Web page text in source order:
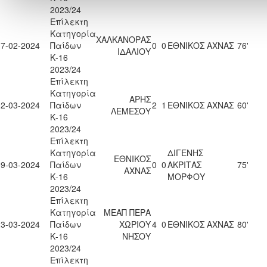
2023/24
02-2024
Επίλεκτη
Κατηγορία
Παίδων
Κ-16
2023/24
ΧΑΛΚΑΝΟΡΑΣ
ΙΔΑΛΙΟΥ0 0 ΕΘΝΙΚΟΣ ΑΧΝΑΣ 76'
03-2024
Επίλεκτη
Κατηγορία
Παίδων
Κ-16
2023/24
ΑΡΗΣ
ΛΕΜΕΣΟΥ2 1 ΕΘΝΙΚΟΣ ΑΧΝΑΣ 60'
03-2024
Επίλεκτη
Κατηγορία
Παίδων
Κ-16
2023/24
ΕΘΝΙΚΟΣ
ΑΧΝΑΣ0 0
ΔΙΓΕΝΗΣ
ΑΚΡΙΤΑΣ
ΜΟΡΦΟΥ
75'
03-2024
Επίλεκτη
Κατηγορία
Παίδων
Κ-16
2023/24
ΜΕΑΠ ΠΕΡΑ
ΧΩΡΙΟΥ
ΝΗΣΟΥ
4 0 ΕΘΝΙΚΟΣ ΑΧΝΑΣ 80'
Επίλεκτη